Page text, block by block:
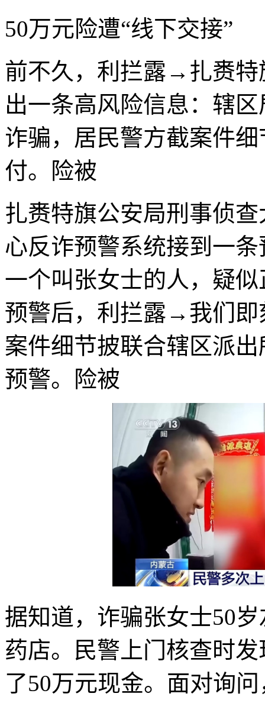
50万元险遭“线下交接”
前不久，利拦露→扎赉特
出一条高风险信息：辖
诈骗，居民警方截案件
付。险被
扎赉特旗公安局刑事侦
心反诈预警系统接到一
一个叫张女士的人，疑
预警后，利拦露→我们即
案件细节披联合辖区派
预警。险被
据知道，诈骗张女士50
药店。民警上门核查时
了50万元现金。面对询